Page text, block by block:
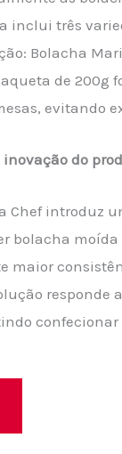
inclui três
Bolacha
de 200g
evitando
inovação do
Chef introduz
bolacha
maior
responde
confecionar